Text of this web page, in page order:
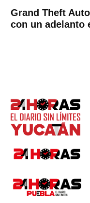
Grand Theft
con un adelanto